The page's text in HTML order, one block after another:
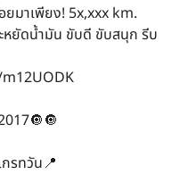
มาเพียง! 5x,xxx km.
หยัดน้ำมัน ขับดี ขับสนุก รีบ
รทวัน📍